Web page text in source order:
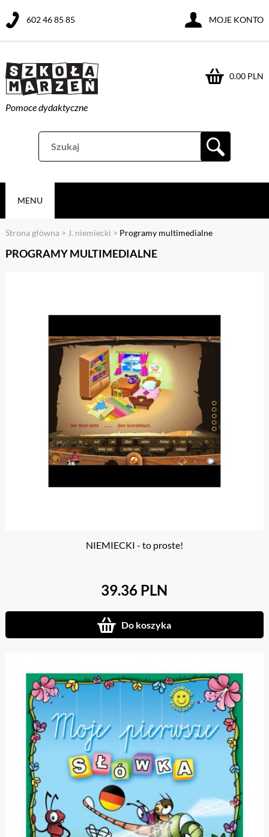
Pomoce dydaktyczne
0.00 PLN
602 46 85 85 MOJE KONTO
MENU
Strona główna > J. niemiecki > Programy multimedialne
PROGRAMY MULTIMEDIALNE
NIEMIECKI - to proste!
39.36 PLN
Do koszyka